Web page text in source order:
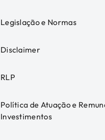
Legislação e Normas
Disclaimer
RLP
Política de Atuação e
Investimentos